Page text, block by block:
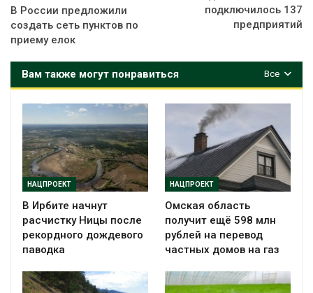
В России предложили
создать сеть пунктов по
приему елок
подключилось 137
предприятий
Все
Вам также могут понравиться
НАЦПРОЕКТ
В Ирбите начнут
расчистку Ницы после
рекордного дождевого
паводка
НАЦПРОЕКТ
Омская область
получит ещё 598 млн
рублей на перевод
частных домов на газ